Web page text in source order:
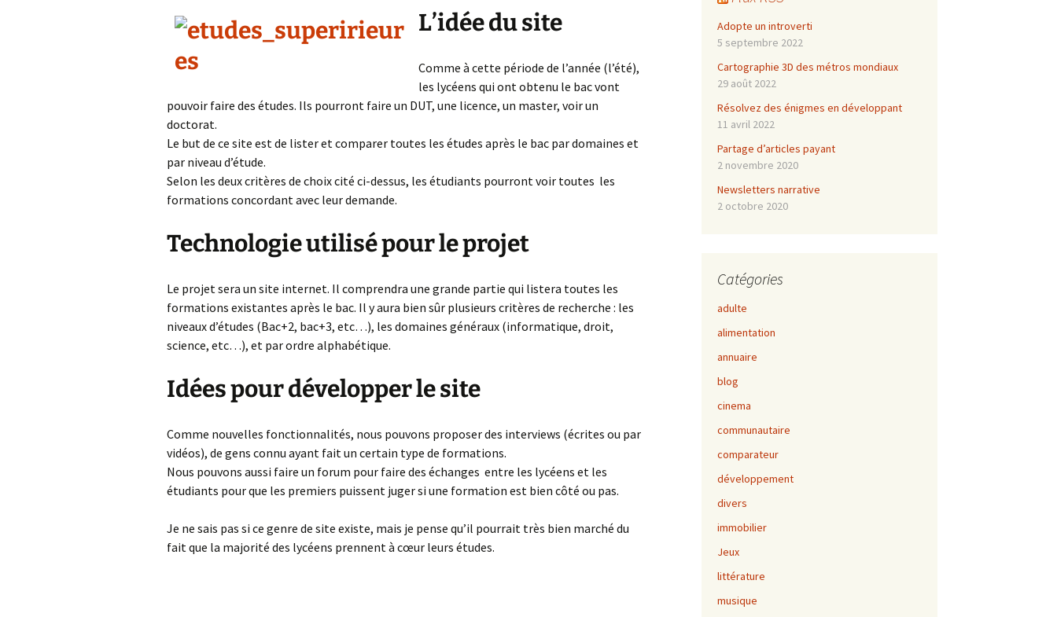
L’idée du site
Comme à cette période de l’année (l’été),
les lycéens qui ont obtenu le bac vont
pouvoir faire des études. Ils pourront faire un DUT, une licence, un master, voir un
doctorat.
Le but de ce site est de lister et comparer toutes les études après le bac par domaines et
par niveau d’étude.
Selon les deux critères de choix cité ci-dessus, les étudiants pourront voir toutes les
formations concordant avec leur demande.
Technologie utilisé pour le projet
Le projet sera un site internet. Il comprendra une grande partie qui listera toutes les
formations existantes après le bac. Il y aura bien sûr plusieurs critères de recherche : les
niveaux d’études (Bac+2, bac+3, etc…), les domaines généraux (informatique, droit,
science, etc…), et par ordre alphabétique.
Idées pour développer le site
Comme nouvelles fonctionnalités, nous pouvons proposer des interviews (écrites ou par
vidéos), de gens connu ayant fait un certain type de formations.
Nous pouvons aussi faire un forum pour faire des échanges entre les lycéens et les
étudiants pour que les premiers puissent juger si une formation est bien côté ou pas.
Je ne sais pas si ce genre de site existe, mais je pense qu’il pourrait très bien marché du
fait que la majorité des lycéens prennent à cœur leurs études.
Adopte un introverti
5 septembre 2022
Cartographie 3D des métros mondiaux
29 août 2022
Résolvez des énigmes en développant
11 avril 2022
Partage d’articles payant
2 novembre 2020
Newsletters narrative
2 octobre 2020
Catégories
adulte
alimentation
annuaire
blog
cinema
communautaire
comparateur
développement
divers
immobilier
Jeux
littérature
musique